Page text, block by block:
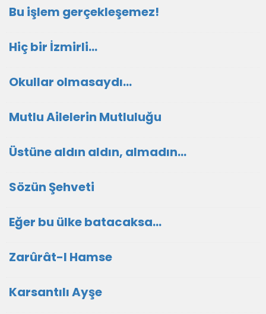
Bu işlem gerçekleşemez!
Hiç bir İzmirli...
Okullar olmasaydı...
Mutlu Ailelerin Mutluluğu
Üstüne aldın aldın, almadın...
Sözün Şehveti
Eğer bu ülke batacaksa...
Zarûrât-I Hamse
Karsantılı Ayşe